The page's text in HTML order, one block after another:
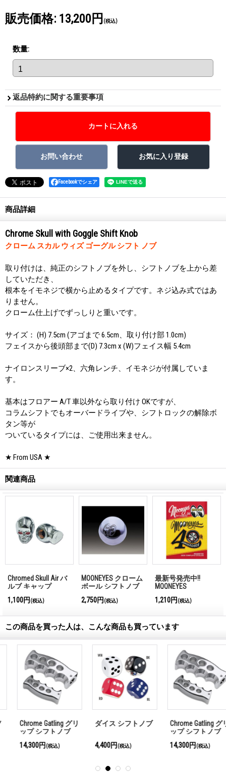
販売価格: 13,200円 (税込)
数量:
返品特約に関する重要事項
Facebookでシェア
商品詳細
Chrome Skull with Goggle Shift Knob
クローム スカル ウィズ ゴーグル シフト ノブ
取り付けは、純正のシフトノブを外し、シフトノブを上から差
していただき、
根本をイモネジで横から止めるタイプです。ネジ込み式ではあ
りません。
クローム仕上げでずっしりと重いです。
サイズ： (H) 7.5cm (アゴまで 6.5cm、取り付け部 1.0cm)
フェイスから後頭部まで(D) 7.3cm x (W)フェイス幅 5.4cm
ナイロンスリーブ×2、六角レンチ、イモネジが付属していま
す。
基本はフロアー A/T 車以外なら取り付け OKですが、
コラムシフトでもオーバードライブや、シフトロックの解除ボ
タン等が
ついているタイプには、ご使用出来ません。
★ From USA ★
関連商品
Chromed Skull Air バ
ルブ キャップ
1,100円 (税込)
MOONEYES クローム
ボール シフトノブ
2,750円 (税込)
最新号発売中!!
MQQNEYES
Magazine No.28 2026
1,210円 (税込)
この商品を買った人は、こんな商品も買っています
Chrome Gatling グリ
ップ シフトノブ
14,300円(税込)
ダイス シフトノブ
4,400円(税込)
Chrome Gatling グリ
ップ シフトノブ
14,300円(税込)